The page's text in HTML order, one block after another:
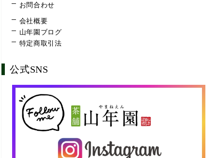
お問合わせ
会社概要
山年園ブログ
特定商取引法
公式SNS